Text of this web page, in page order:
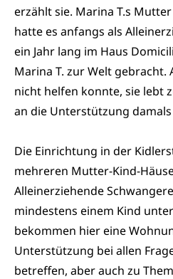
erzählt sie. Marina T.s
hatte es anfangs als
ein Jahr lang im Haus
Marina T. zur Welt gebracht.
nicht helfen konnte, sie lebt
an die Unterstützung
Die Einrichtung in der
mehreren Mutter-Kind-
Alleinerziehende
mindestens einem Kind
bekommen hier eine
Unterstützung bei allen
betreffen, aber auch zu